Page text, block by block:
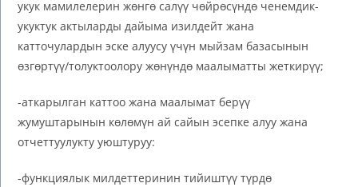
укук мамилелерин жөнгө салүү чөйрөсүндө ченемдик-
укуктук актыларды дайыма изилдейт жана
катточулардын эске алуусу үчүн мыйзам базасынын
өзгөртүү/толуктоолору жөнүндө маалыматты жеткирүү;
-аткарылган каттоо жана маалымат берүү
жумуштарынын көлөмүн ай сайын эсепке алуу жана
отчеттуулукту уюштуруу:
-функциялык милдеттеринин тийиштүү түрдө